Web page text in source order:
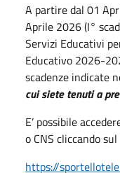
A partire dal 01
Aprile 2026 (I°
Servizi Educativi
Educativo 2026-
scadenze indicate
cui siete tenuti a
E’ possibile
o CNS cliccando
https://